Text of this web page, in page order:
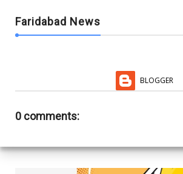
Faridabad News
BLOGGER
0 comments: